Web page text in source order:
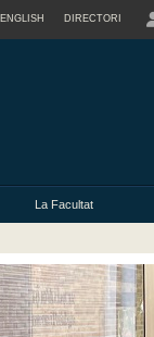
ENGLISH DIRECTORI
La Facultat